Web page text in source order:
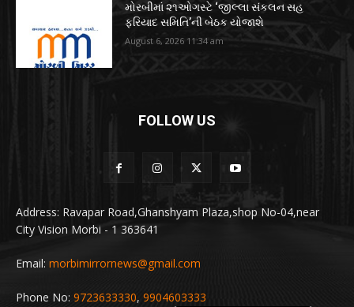
મોરબીમાં ૨૧ઓગસ્ટે ‘જીલ્લા સંકલન સહ
ફરિયાદ સમિતિ’ની બેઠક યોજાશે
August 6, 2026 11:34 am
FOLLOW US
Address: Ravapar Road,Ghanshyam Plaza,shop No-04,near
City Vision Morbi - 1 363641
Email: morbimirrornews@gmail.com
Phone No: 9723633330, 9904603333